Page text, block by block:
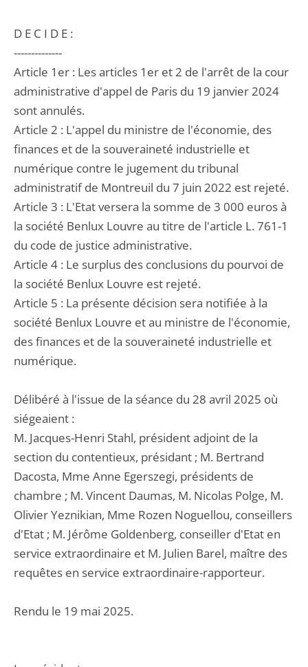
D E C I D E :
--------------
Article 1er : Les articles 1er et 2 de l'arrêt de la cour
administrative d'appel de Paris du 19 janvier 2024
sont annulés.
Article 2 : L'appel du ministre de l'économie, des
finances et de la souveraineté industrielle et
numérique contre le jugement du tribunal
administratif de Montreuil du 7 juin 2022 est rejeté.
Article 3 : L'Etat versera la somme de 3 000 euros à
la société Benlux Louvre au titre de l'article L. 761-1
du code de justice administrative.
Article 4 : Le surplus des conclusions du pourvoi de
la société Benlux Louvre est rejeté.
Article 5 : La présente décision sera notifiée à la
société Benlux Louvre et au ministre de l'économie,
des finances et de la souveraineté industrielle et
numérique.
Délibéré à l'issue de la séance du 28 avril 2025 où
siégeaient :
M. Jacques-Henri Stahl, président adjoint de la
section du contentieux, présidant ; M. Bertrand
Dacosta, Mme Anne Egerszegi, présidents de
chambre ; M. Vincent Daumas, M. Nicolas Polge, M.
Olivier Yeznikian, Mme Rozen Noguellou, conseillers
d'Etat ; M. Jérôme Goldenberg, conseiller d'Etat en
service extraordinaire et M. Julien Barel, maître des
requêtes en service extraordinaire-rapporteur.
Rendu le 19 mai 2025.